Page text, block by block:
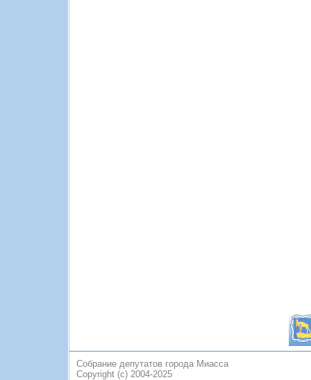
Собрание депутатов города Миасса
Copyright (c) 2004-2025